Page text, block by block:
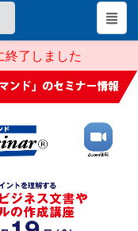
終了しました